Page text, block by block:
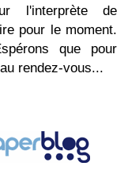
l'interprète de
pour le moment.
que pour
rendez-vous...